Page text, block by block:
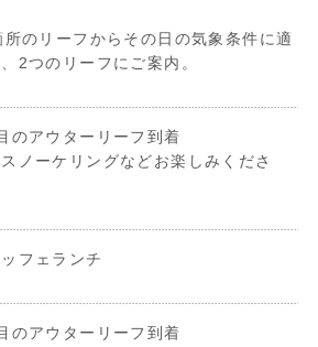
所のリーフからその日の気象条件に適
2つのリーフにご案内。
のアウターリーフ到着
ノーケリングなどお楽しみくださ
フェランチ
のアウターリーフ到着